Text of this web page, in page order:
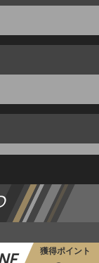
獲得ポイント